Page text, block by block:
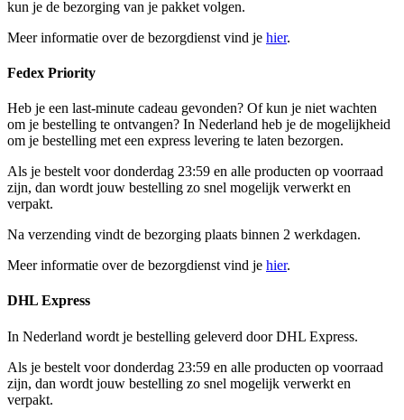
kun je de bezorging van je pakket volgen.
Meer informatie over de bezorgdienst vind je hier.
Fedex Priority
Heb je een last-minute cadeau gevonden? Of kun je niet wachten
om je bestelling te ontvangen? In Nederland heb je de mogelijkheid
om je bestelling met een express levering te laten bezorgen.
Als je bestelt voor donderdag 23:59 en alle producten op voorraad
zijn, dan wordt jouw bestelling zo snel mogelijk verwerkt en
verpakt.
Na verzending vindt de bezorging plaats binnen 2 werkdagen.
Meer informatie over de bezorgdienst vind je hier.
DHL Express
In Nederland wordt je bestelling geleverd door DHL Express.
Als je bestelt voor donderdag 23:59 en alle producten op voorraad
zijn, dan wordt jouw bestelling zo snel mogelijk verwerkt en
verpakt.